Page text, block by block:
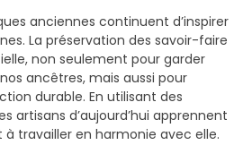
anciennes continuent d’inspirer
La préservation des savoir-faire
non seulement pour garder
ancêtres, mais aussi pour
durable. En utilisant des
artisans d’aujourd’hui apprennent
travailler en harmonie avec elle.